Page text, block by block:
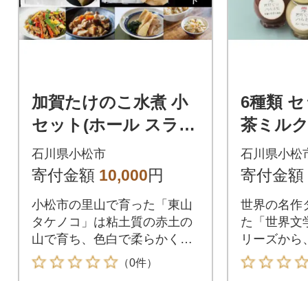
加賀たけのこ水煮 小
セット(ホール スライ
ス) 筍水煮 真空包装
石川県小松市
寄付金額 10,000円
小松市の里山で育った「東山
タケノコ」は粘土質の赤土の
山で育ち、色白で柔らかく甘
みがあり、香り豊かなタケノ
コで知られております。
（0件）
6種類
茶ミル
ミルク×
ー×黒無
石川県小松
寄付金額
世界の名作
た「世界文
リーズから
お届けしま